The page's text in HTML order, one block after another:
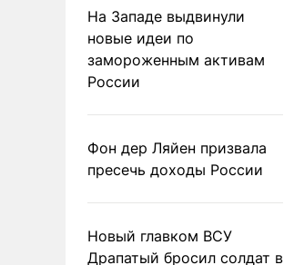
На Западе выдвинули
новые идеи по
замороженным активам
России
Фон дер Ляйен призвала
пресечь доходы России
Новый главком ВСУ
Драпатый бросил солдат в